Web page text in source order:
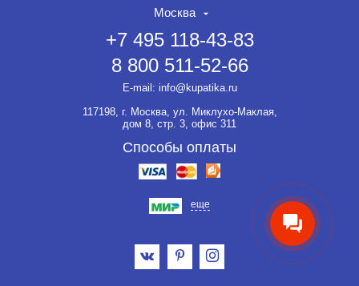
НЕТ СКИДКИ НА ТОВАР?!
ОФОРМЛЯЙТЕ ЗАКАЗ И
ВЫ ПОЛУЧИТЕ ЕЁ ДО 20%
Если товар не участвует ни в
какой акции, оформляйте
заказ и мы предоставим на
него скидку до 20%.
Москва
+7 495 118-43-83
8 800 511-52-66
E-mail: info@kupatika.ru
117198, г. Москва, ул. Миклухо-Маклая,
дом 8, стр. 3, офис 311
Способы оплаты
еще